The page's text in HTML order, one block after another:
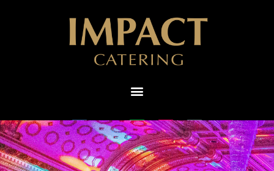
ไทย
English